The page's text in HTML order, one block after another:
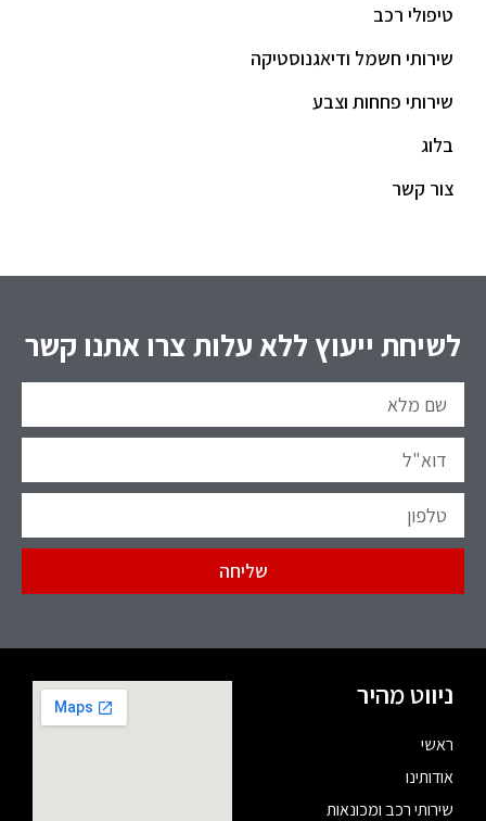
טיפולי רכב
שירותי חשמל ודיאגנוסטיקה
שירותי פחחות וצבע
בלוג
צור קשר
לשיחת ייעוץ ללא עלות צרו אתנו קשר
שליחה
ניווט מהיר
ראשי
אודותינו
שירותי רכב ומכונאות